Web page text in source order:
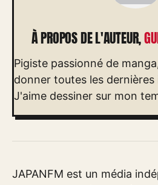
À PROPOS DE L'AUTEUR,
Pigiste passionné de
donner toutes les
J'aime dessiner sur mon
JAPANFM est un média